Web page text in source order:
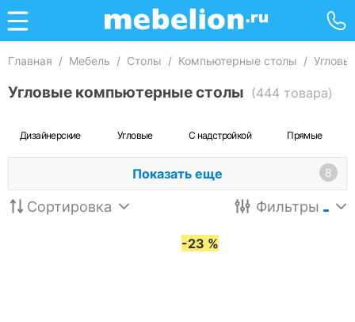
Главная / Мебель / Столы / Компьютерные столы /
Угловые компьютерные столы (444 товара)
Дизайнерские Угловые С надстройкой Прямые
Показать еще 8
Сортировка Фильтры
-23 %